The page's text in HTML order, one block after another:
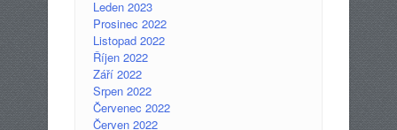
Leden 2023
Prosinec 2022
Listopad 2022
Říjen 2022
Září 2022
Srpen 2022
Červenec 2022
Červen 2022